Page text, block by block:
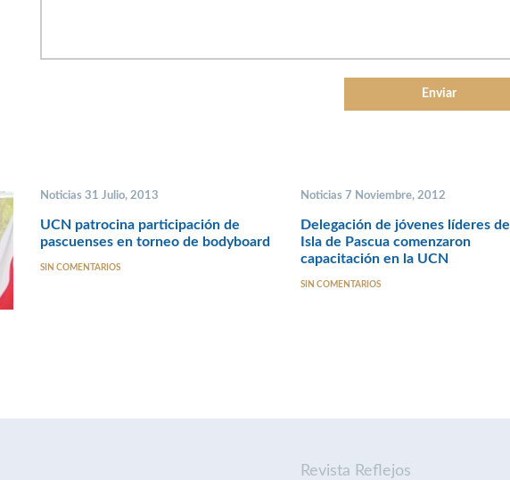
Noticias 31 Julio, 2013
UCN patrocina participación de
pascuenses en torneo de bodyboard
SIN COMENTARIOS
Noticias 7 Noviembre, 2012
Delegación de jóvenes líderes de
Isla de Pascua comenzaron
capacitación en la UCN
SIN COMENTARIOS
Revista Reflejos